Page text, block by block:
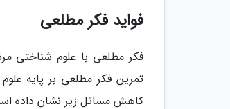
فواید فکر مطلعی
فکر مطلعی با علوم شناختی
کاهش مسائل زیر نشان داده